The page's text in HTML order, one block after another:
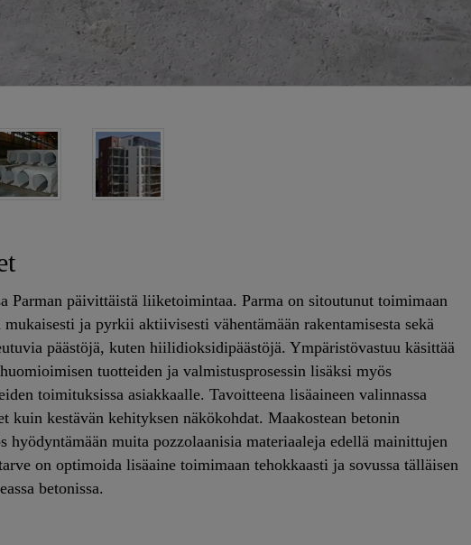
Parman päivittäistä liiketoimintaa. Parma on sitoutunut toimimaan
ja pyrkii aktiivisesti vähentämään rakentamisesta sekä
päästöjä, kuten hiilidioksidipäästöjä. Ympäristövastuu käsittää
tuotteiden ja valmistusprosessin lisäksi myös
toimituksissa asiakkaalle. Tavoitteena lisäaineen valinnassa
kuin kestävän kehityksen näkökohdat. Maakostean betonin
hyödyntämään muita pozzolaanisia materiaaleja edellä mainittujen
on optimoida lisäaine toimimaan tehokkaasti ja sovussa tälläisen
betonissa.